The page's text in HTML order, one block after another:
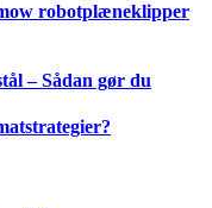
robotplæneklipper
– Sådan gør du